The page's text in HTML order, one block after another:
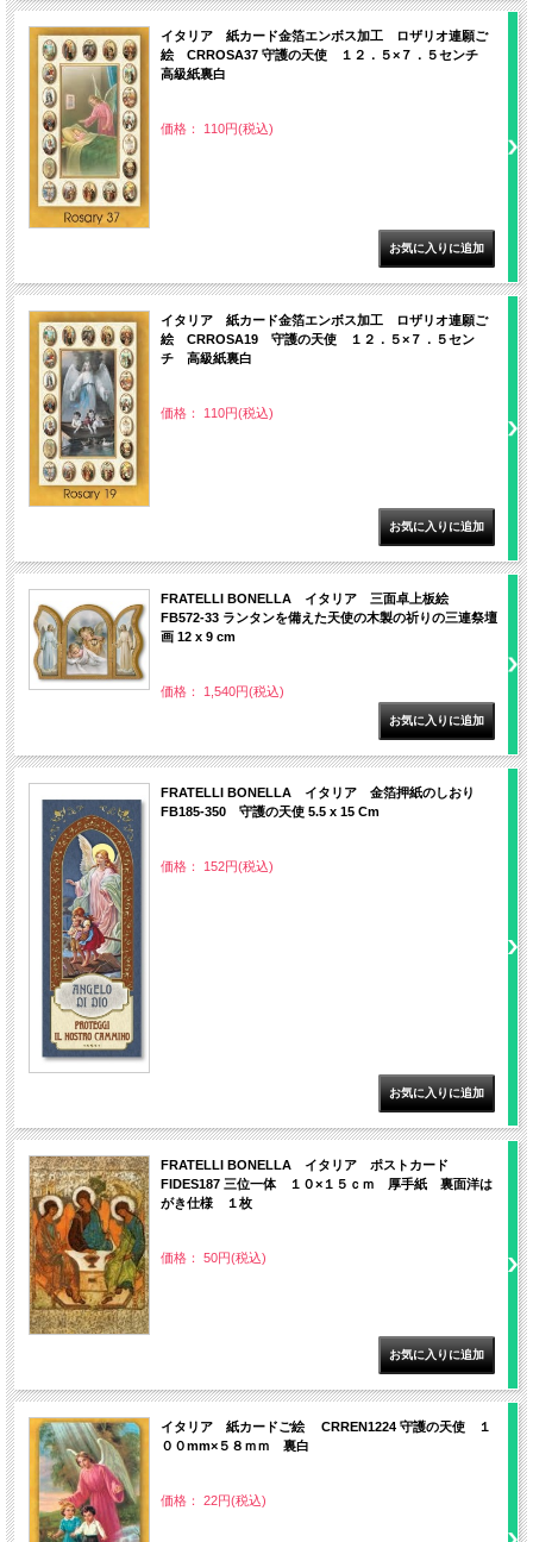
イタリア 紙カード金箔エンボス加工 ロザリオ連願ご
絵 CRROSA37 守護の天使 １２．５×７．５センチ
高級紙裏白
価格： 110円(税込)
イタリア 紙カード金箔エンボス加工 ロザリオ連願ご
絵 CRROSA19 守護の天使 １２．５×７．５セン
チ 高級紙裏白
価格： 110円(税込)
FRATELLI BONELLA イタリア 三面卓上板絵
FB572-33 ランタンを備えた天使の木製の祈りの三連祭壇
画 12 x 9 cm
価格： 1,540円(税込)
FRATELLI BONELLA イタリア 金箔押紙のしおり
FB185-350 守護の天使 5.5 x 15 Cm
価格： 152円(税込)
FRATELLI BONELLA イタリア ポストカード
FIDES187 三位一体 １０×１５ｃｍ 厚手紙 裏面洋は
がき仕様 １枚
価格： 50円(税込)
イタリア 紙カードご絵 CRREN1224 守護の天使 １
００mm×５８ｍｍ 裏白
価格： 22円(税込)